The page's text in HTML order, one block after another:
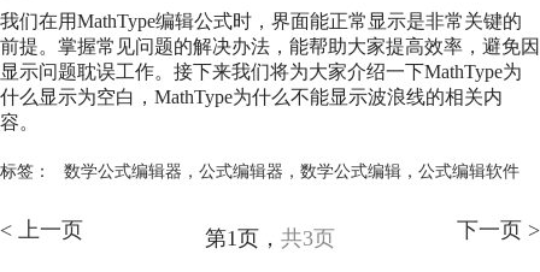
我们在用MathType编辑公式时，界面能正常显示是非常关键的
前提。掌握常见问题的解决办法，能帮助大家提高效率，避免因
显示问题耽误工作。接下来我们将为大家介绍一下MathType为
什么显示为空白，MathType为什么不能显示波浪线的相关内
容。
标签： 数学公式编辑器 ， 公式编辑器 ， 数学公式编辑， 公式编辑软件
< 上一页 第1页， 共3页 下一页 >